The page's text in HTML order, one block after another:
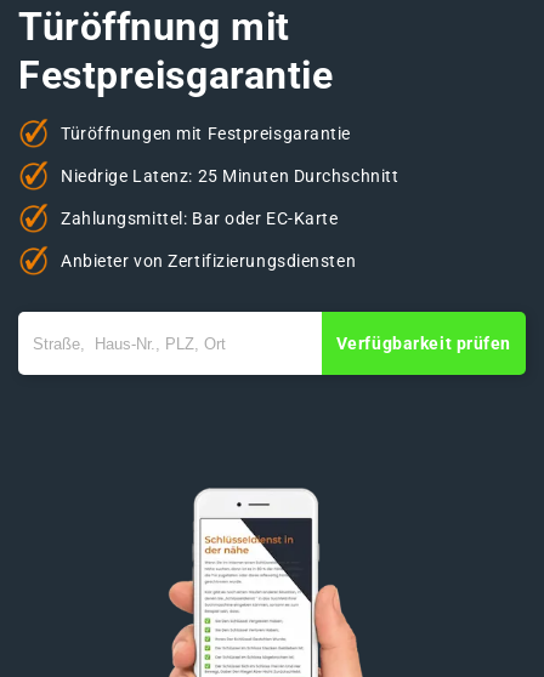
Türöffnung mit
Festpreisgarantie
Türöffnungen mit Festpreisgarantie
Niedrige Latenz: 25 Minuten Durchschnitt
Zahlungsmittel: Bar oder EC-Karte
Anbieter von Zertifizierungsdiensten
Verfügbarkeit prüfen